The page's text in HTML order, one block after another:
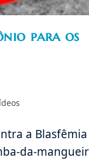
para os
a
da-